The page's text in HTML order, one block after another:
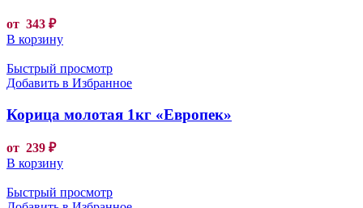
от 343 ₽
В корзину
Быстрый просмотр
Добавить в Избранное
Корица молотая 1кг «Европек»
от 239 ₽
В корзину
Быстрый просмотр